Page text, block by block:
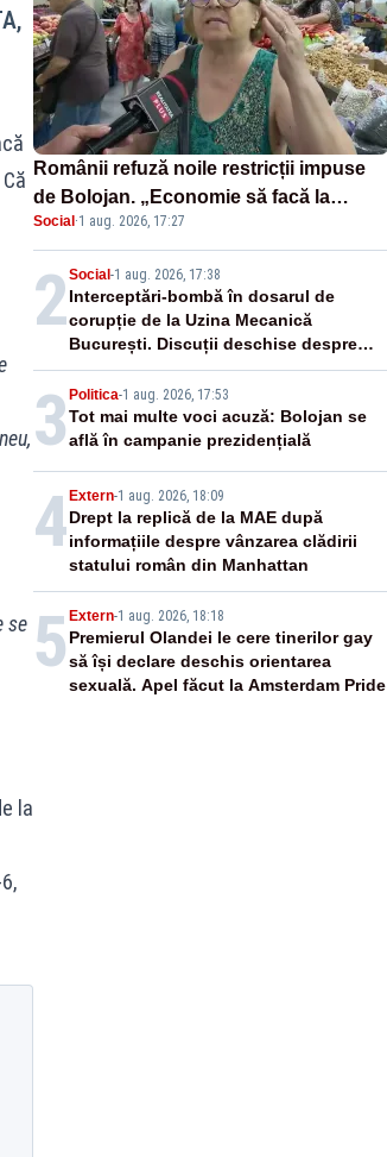
se
la
Românii refuză noile restricții impuse
de Bolojan. „Economie să facă la
Palatul Victoria!”
Social ·1 aug. 2026, 17:27
2Social -1 aug. 2026, 17:38
Interceptări-bombă în dosarul de
corupție de la Uzina Mecanică
București. Discuții deschise despre
șpăgi, întâlniri și influență
3 Politica-1 aug. 2026, 17:53
Tot mai multe voci acuză: Bolojan se
află în campanie prezidențială
4 Extern-1 aug. 2026, 18:09
Drept la replică de la MAE după
informațiile despre vânzarea clădirii
statului român din Manhattan
5 Extern-1 aug. 2026, 18:18
Premierul Olandei le cere tinerilor gay
să își declare deschis orientarea
sexuală. Apel făcut la Amsterdam Pride